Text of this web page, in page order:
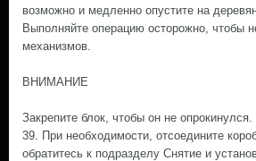
возможно и медленно опустите на
Выполняйте операцию осторожно, чтобы
механизмов.
ВНИМАНИЕ
Закрепите блок, чтобы он не опрокинулся.
39. При необходимости, отсоедините
обратитесь к подразделу Снятие и